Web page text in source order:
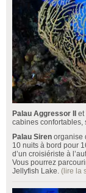
Palau Aggressor II et
cabines confortables,
Palau Siren organise
10 nuits à bord pour
d’un croisiériste à
Vous pourrez
Jellyfish Lake. (lire la